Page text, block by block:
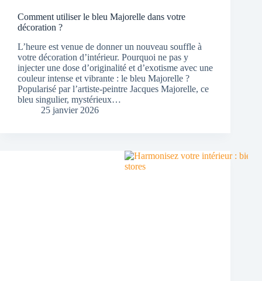
Comment utiliser le bleu Majorelle dans votre
décoration ?
L’heure est venue de donner un nouveau souffle à
votre décoration d’intérieur. Pourquoi ne pas y
injecter une dose d’originalité et d’exotisme avec une
couleur intense et vibrante : le bleu Majorelle ?
Popularisé par l’artiste-peintre Jacques Majorelle, ce
bleu singulier, mystérieux…
25 janvier 2026